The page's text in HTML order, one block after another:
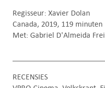
Regisseur: Xavier Dolan
Canada, 2019, 119 minuten
Met: Gabriel D'Almeida
RECENSIES